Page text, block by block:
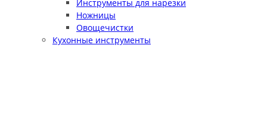
Инструменты для нарезки
Ножницы
Овощечистки
Кухонные инструменты